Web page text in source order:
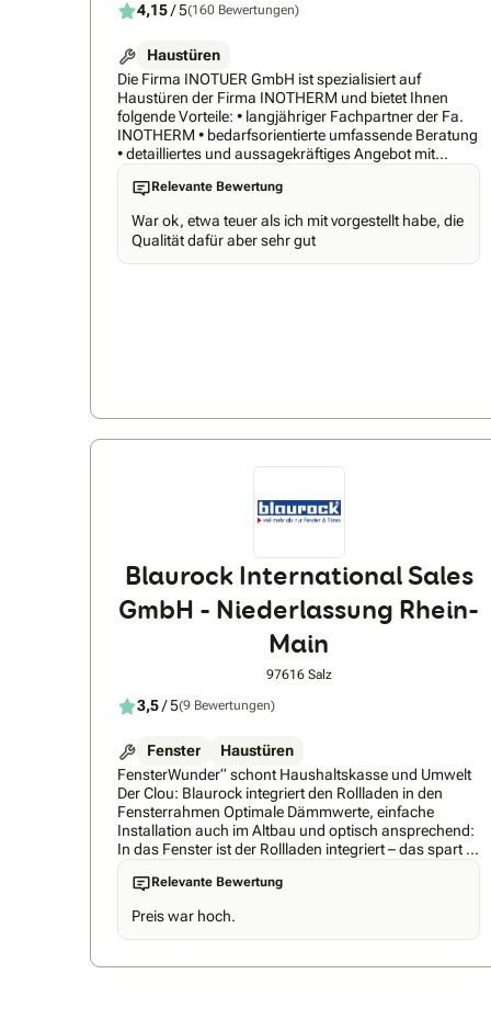
4,15/ 5(160 Bewertungen)
Haustüren
Die Firma INOTUER GmbH ist spezialisiert auf
Haustüren der Firma INOTHERM und bietet Ihnen
folgende Vorteile: • langjähriger Fachpartner der Fa.
INOTHERM • bedarfsorientierte umfassende Beratung
• detailliertes und aussagekräftiges Angebot mit
Festpreis • fachgerechte Montage durch
Meisterbetrieb (Metallbau) • Inbetriebnahme und Erst-
Team Die Firma INOTHERM ist der europäische
Marktführer im Bereich hochwertiger Aluminium-
Haustüren. Nachfolgend einige Vorteile: • strikte
massive Rollentürbänder • jede Tür erhält ein Zertifikat
Relevante Bewertung
War ok, etwa teuer als ich mit vorgestellt habe, die
Qualität dafür aber sehr gut
Blaurock International Sales
GmbH - Niederlassung Rhein-
Main
97616 Salz
3,5/ 5(9 Bewertungen)
Fenster
Haustüren
FensterWunder“ schont Haushaltskasse und Umwelt
Der Clou: Blaurock integriert den Rollladen in den
Fensterrahmen Optimale Dämmwerte, einfache
Installation auch im Altbau und optisch ansprechend:
In das Fenster ist der Rollladen integriert – das spart in
hohem Maße Energie und schont die Umwelt ohne
jegliche Beeinträchtigung der Optik. „FensterWunder“
nur in Deutschland, sondern in ganz Europa
Abnehmer findet: Das kombinierte Fenster-Rollladen-
Relevante Bewertung
Preis war hoch.